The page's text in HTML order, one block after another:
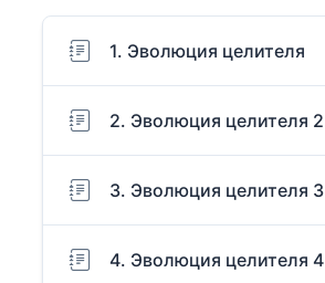
1. Эволюция целителя
2. Эволюция целителя 2
3. Эволюция целителя 3
4. Эволюция целителя 4